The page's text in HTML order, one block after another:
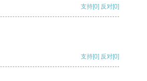
支持[0] 反对[0]
支持[0] 反对[0]